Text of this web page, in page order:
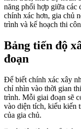
năng phối hợp giữa các
chính xác hơn, gia chủ
trình và kế hoạch thi
Bảng tiến độ
đoạn
Để biết chính xác xây
chỉ nhìn vào thời gian
trình. Mỗi giai đoạn sẽ
vào diện tích, kiểu kiến
của gia chủ.